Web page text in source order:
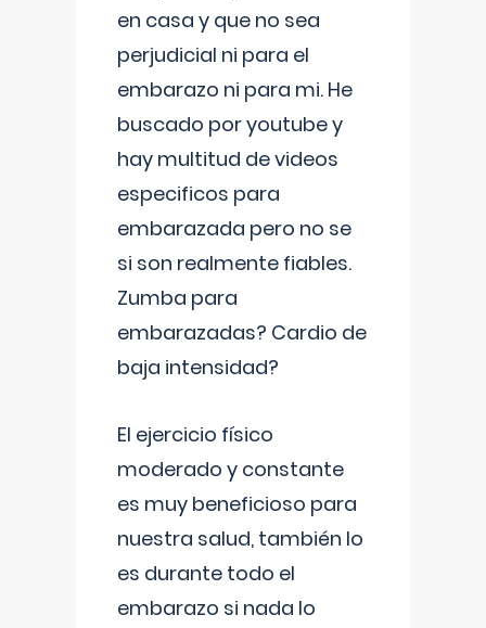
en casa y que no sea
perjudicial ni para el
embarazo ni para mi. He
buscado por youtube y
hay multitud de videos
especificos para
embarazada pero no se
si son realmente fiables.
Zumba para
embarazadas? Cardio de
baja intensidad?
El ejercicio físico
moderado y constante
es muy beneficioso para
nuestra salud, también lo
es durante todo el
embarazo si nada lo